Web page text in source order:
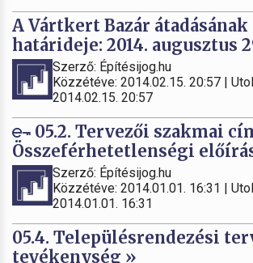
A Vártkert Bazár átadásának
határideje: 2014. augusztus
Szerző: Építésijog.hu
Közzétéve: 2014.02.15. 20:57 |
2014.02.15. 20:57
05.2. Tervezői szakmai
Összeférhetetlenségi
Szerző: Építésijog.hu
Közzétéve: 2014.01.01. 16:31 |
2014.01.01. 16:31
05.4. Településrendezési
tevékenység »